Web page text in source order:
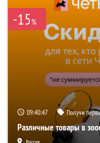
-15%
09:40:46 Получи
Различные товары в